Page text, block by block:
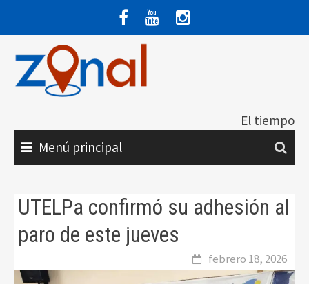
contenido
El tiempo
Menú principal
UTELPa confirmó su adhesión al
paro de este jueves
febrero 18, 2026